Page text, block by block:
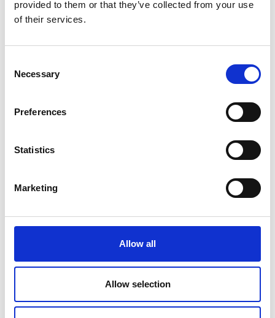
provided to them or that they’ve collected from your use
of their services.
Selection
Necessary
Preferences
Statistics
Marketing
Allow all
Allow selection
Hiisipirttiä voivuokratamajoitus- ja juhlakäyttöön.